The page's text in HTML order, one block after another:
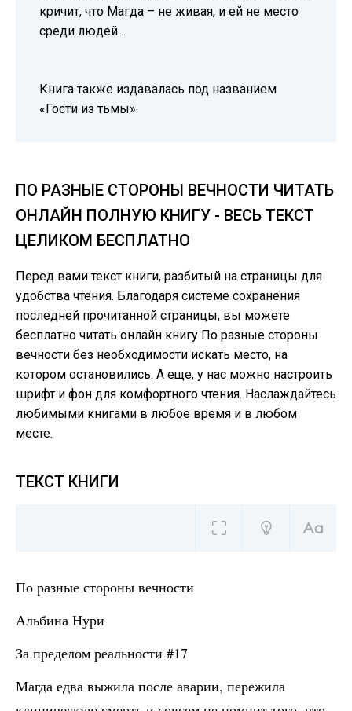
кричит, что Магда – не живая, и ей не место
среди людей…
Книга также издавалась под названием
«Гости из тьмы».
ПО РАЗНЫЕ СТОРОНЫ ВЕЧНОСТИ ЧИТАТЬ
ОНЛАЙН ПОЛНУЮ КНИГУ - ВЕСЬ ТЕКСТ
ЦЕЛИКОМ БЕСПЛАТНО
Перед вами текст книги, разбитый на страницы для
удобства чтения. Благодаря системе сохранения
последней прочитанной страницы, вы можете
бесплатно читать онлайн книгу По разные стороны
вечности без необходимости искать место, на
котором остановились. А еще, у нас можно настроить
шрифт и фон для комфортного чтения. Наслаждайтесь
любимыми книгами в любое время и в любом
месте.
ТЕКСТ КНИГИ
По разные стороны вечности
Альбина Нури
За пределом реальности #17
Магда едва выжила после аварии, пережила